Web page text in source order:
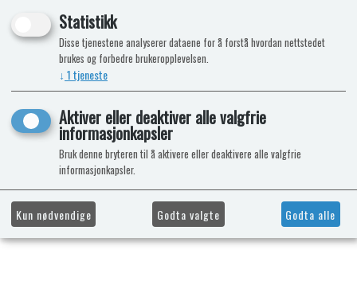
Statistikk
Disse tjenestene analyserer dataene for å forstå hvordan nettstedet
brukes og forbedre brukeropplevelsen.
↓ 1tjeneste
Aktiver eller deaktiver alle valgfrie
informasjonkapsler
Bruk denne bryteren til å aktivere eller deaktivere alle valgfrie
informasjonkapsler.
Kun nødvendige Godta valgte Godta alle